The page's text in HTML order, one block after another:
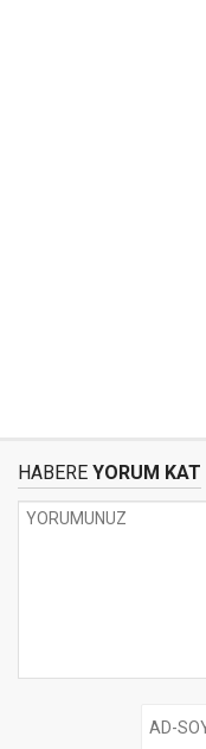
HABERE YORUM KAT